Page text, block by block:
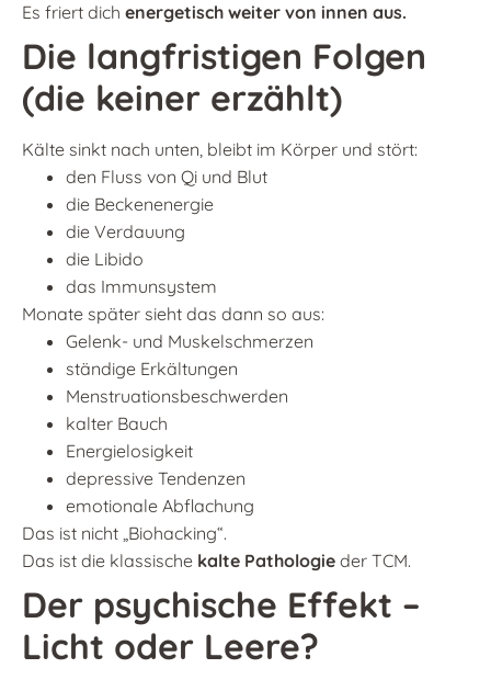
Es friert dich energetisch weiter von innen aus.
Die langfristigen Folgen
(die keiner erzählt)
Kälte sinkt nach unten, bleibt im Körper und stört:
den Fluss von Qi und Blut
die Beckenenergie
die Verdauung
die Libido
das Immunsystem
Monate später sieht das dann so aus:
Gelenk- und Muskelschmerzen
ständige Erkältungen
Menstruationsbeschwerden
kalter Bauch
Energielosigkeit
depressive Tendenzen
emotionale Abflachung
Das ist nicht „Biohacking“.
Das ist die klassische kalte Pathologie der TCM.
Der psychische Effekt –
Licht oder Leere?